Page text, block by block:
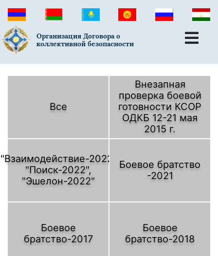
Организация Договора о
коллективной безопасности
Все
Внезапная
проверка боевой
готовности КСОР
ОДКБ 12-21 мая
2015 г.
"Взаимодействие-2022,
"Поиск-2022",
"Эшелон-2022"
Боевое братство
-2021
Боевое
братство-2017
Боевое
братство-2018